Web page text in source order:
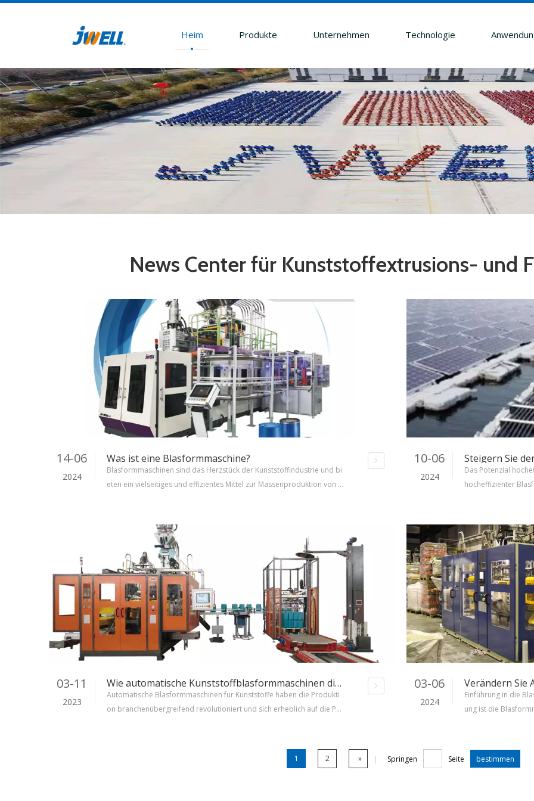
Heim Produkte Unternehmen Technologie
News Center für Kunststoffextrusions- und
14-06
2024
Was ist eine Blasformmaschine?
Blasformmaschinen sind das Herzstück der Kunststoffindustrie und bi
eten ein vielseitiges und effizientes Mittel zur Massenproduktion von K
maschinen eine entscheidende Rolle bei der Gestaltung der Verpacku
10-06
2024
Das Potenzial
hocheffizienter
steigenden
03-11
2023
Wie automatische Kunststoffblasformmaschinen die Produktion revolutionieren
Automatische Blasformmaschinen für Kunststoffe haben die Produkti
on branchenübergreifend revolutioniert und sich erheblich auf die Pr
gen für die Herstellung verschiedener Produkte wie Flaschen, Automo
03-06
2024
Einführung in die
ung ist die
nd bietet eine
1 2 » | Springen Seite bestimmen